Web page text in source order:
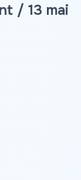
/ 13 mai